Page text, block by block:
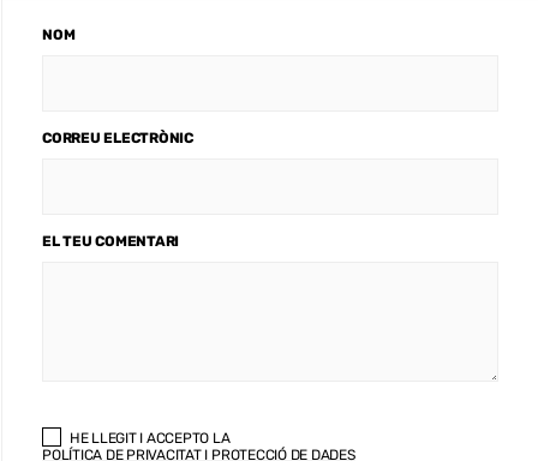
NOM
CORREU ELECTRÒNIC
EL TEU COMENTARI
HE LLEGIT I ACCEPTO LA
POLÍTICA DE PRIVACITAT I PROTECCIÓ DE DADES